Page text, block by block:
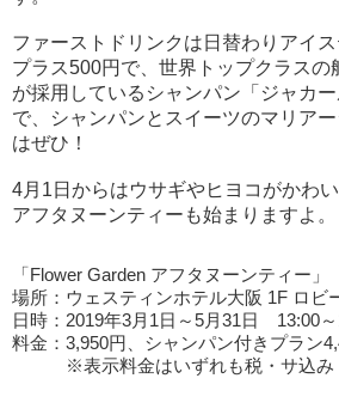
ファーストドリンクは日替わりアイス
プラス500円で、世界トップクラスの
が採用しているシャンパン「ジャカ
で、シャンパンとスイーツのマリア
はぜひ！
4月1日からはウサギやヒヨコがかわ
アフタヌーンティーも始まりますよ。
「Flower Garden アフタヌーンティー」
場所：ウェスティンホテル大阪 1F ロビ
日時：2019年3月1日～5月31日 13:00
料金：3,950円、シャンパン付きプラン
※表示料金はいずれも税・サ込み